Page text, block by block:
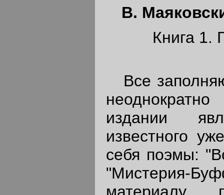
В.
Книга 1.
Все
издании
известного
себя поэмы:
"Мистерия-